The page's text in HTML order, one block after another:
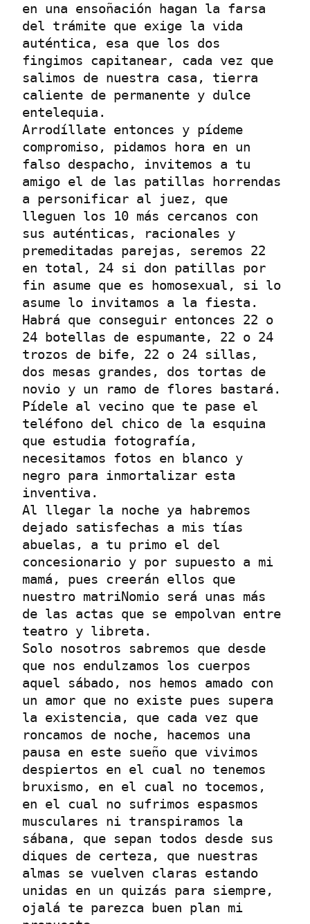
en una ensoñación hagan la farsa
del trámite que exige la vida
auténtica, esa que los dos
fingimos capitanear, cada vez que
salimos de nuestra casa, tierra
caliente de permanente y dulce
entelequia.
Arrodíllate entonces y pídeme
compromiso, pidamos hora en un
falso despacho, invitemos a tu
amigo el de las patillas horrendas
a personificar al juez, que
lleguen los 10 más cercanos con
sus auténticas, racionales y
premeditadas parejas, seremos 22
en total, 24 si don patillas por
fin asume que es homosexual, si lo
asume lo invitamos a la fiesta.
Habrá que conseguir entonces 22 o
24 botellas de espumante, 22 o 24
trozos de bife, 22 o 24 sillas,
dos mesas grandes, dos tortas de
novio y un ramo de flores bastará.
Pídele al vecino que te pase el
teléfono del chico de la esquina
que estudia fotografía,
necesitamos fotos en blanco y
negro para inmortalizar esta
inventiva.
Al llegar la noche ya habremos
dejado satisfechas a mis tías
abuelas, a tu primo el del
concesionario y por supuesto a mi
mamá, pues creerán ellos que
nuestro matriNomio será unas más
de las actas que se empolvan entre
teatro y libreta.
Solo nosotros sabremos que desde
que nos endulzamos los cuerpos
aquel sábado, nos hemos amado con
un amor que no existe pues supera
la existencia, que cada vez que
roncamos de noche, hacemos una
pausa en este sueño que vivimos
despiertos en el cual no tenemos
bruxismo, en el cual no tocemos,
en el cual no sufrimos espasmos
musculares ni transpiramos la
sábana, que sepan todos desde sus
diques de certeza, que nuestras
almas se vuelven claras estando
unidas en un quizás para siempre,
ojalá te parezca buen plan mi